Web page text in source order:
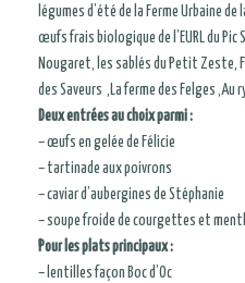
légumes d’été de la Ferme Urbaine de
œufs frais biologique de l’EURL du Pic
Nougaret, les sablés du Petit Zeste,
des Saveurs ,La ferme des Felges ,Au
Deux entrées au choix parmi :
– œufs en gelée de Félicie
– tartinade aux poivrons
– caviar d’aubergines de Stéphanie
– soupe froide de courgettes et
Pour les plats principaux :
– lentilles façon Boc d’Oc